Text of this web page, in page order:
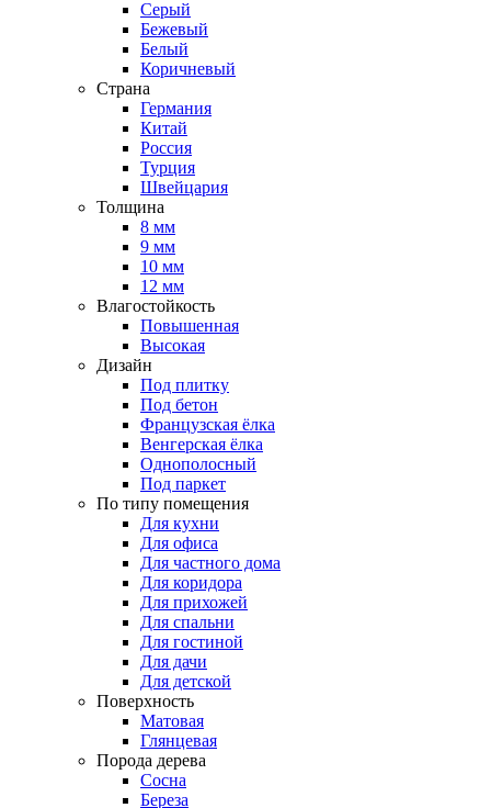
Серый
Бежевый
Белый
Коричневый
Страна
Германия
Китай
Россия
Турция
Швейцария
Толщина
8 мм
9 мм
10 мм
12 мм
Влагостойкость
Повышенная
Высокая
Дизайн
Под плитку
Под бетон
Французская ёлка
Венгерская ёлка
Однополосный
Под паркет
По типу помещения
Для кухни
Для офиса
Для частного дома
Для коридора
Для прихожей
Для спальни
Для гостиной
Для дачи
Для детской
Поверхность
Матовая
Глянцевая
Порода дерева
Сосна
Береза